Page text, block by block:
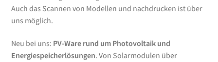
Auch das Scannen von Modellen und nachdrucken ist über
uns möglich.
Neu bei uns: PV-Ware rund um Photovoltaik und
Energiespeicherlösungen. Von Solarmodulen über